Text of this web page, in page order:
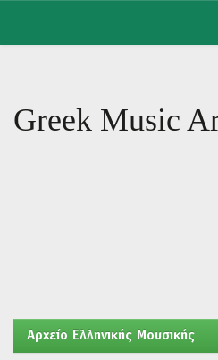
Greek Music
Aρχείο Ελληνικής Μουσικής